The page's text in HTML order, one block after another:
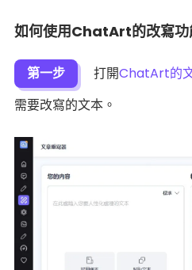
如何使用ChatArt的改寫功
第一步 打開ChatArt的
需要改寫的文本。